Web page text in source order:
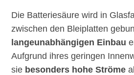
Die Batteriesäure wird in
zwischen den Bleiplatten
langeunabhängigen Einbau
Aufgrund ihres geringen
sie besonders hohe Ströme